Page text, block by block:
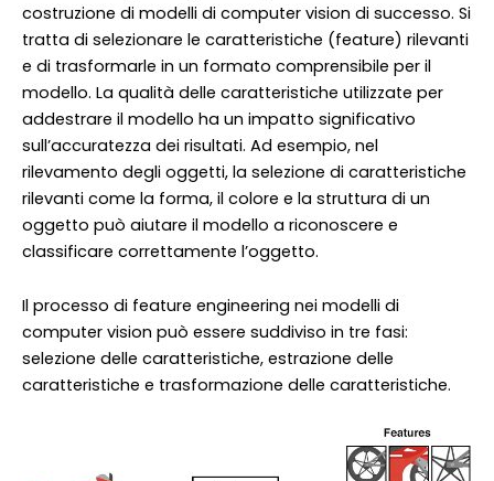
costruzione di modelli di computer vision di successo. Si
tratta di selezionare le caratteristiche (feature) rilevanti
e di trasformarle in un formato comprensibile per il
modello. La qualità delle caratteristiche utilizzate per
addestrare il modello ha un impatto significativo
sull’accuratezza dei risultati. Ad esempio, nel
rilevamento degli oggetti, la selezione di caratteristiche
rilevanti come la forma, il colore e la struttura di un
oggetto può aiutare il modello a riconoscere e
classificare correttamente l’oggetto.
Il processo di feature engineering nei modelli di
computer vision può essere suddiviso in tre fasi:
selezione delle caratteristiche, estrazione delle
caratteristiche e trasformazione delle caratteristiche.